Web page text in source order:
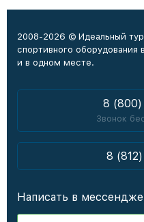
2008-2026 © Идеальный
спортивного
и в одном месте.
8
Звонок
8
Написать в